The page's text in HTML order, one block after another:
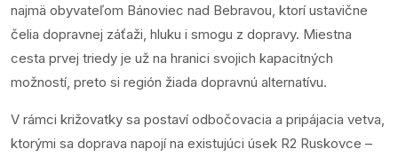
najmä obyvateľom Bánoviec nad Bebravou, ktorí ustavične
čelia dopravnej záťaži, hluku i smogu z dopravy. Miestna
cesta prvej triedy je už na hranici svojich kapacitných
možností, preto si región žiada dopravnú alternatívu.
V rámci križovatky sa postaví odbočovacia a pripájacia vetva,
ktorými sa doprava napojí na existujúci úsek R2 Ruskovce –